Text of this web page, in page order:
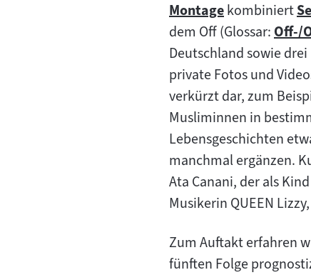
Zum
Inhalt:
Montagekombiniert
dem Off (Glossar:Zum
Off-/
Deutschland sowie
private Fotos und
verkürzt dar, zum
Musliminnen in
Lebensgeschichten
manchmal ergänzen.
Ata Canani, der als
Musikerin QUEEN
Zum Auftakt erfahren
fünften Folge